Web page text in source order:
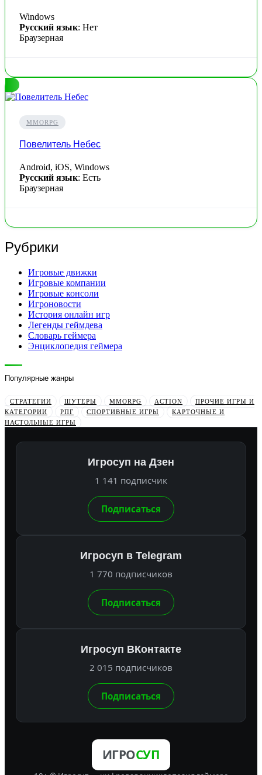
Windows
Русский язык: Нет
Браузерная
MMORPG
Повелитель Небес
Android, iOS, Windows
Русский язык: Есть
Браузерная
Рубрики
Игровые движки
Игровые компании
Игровые консоли
Игроновости
История онлайн игр
Легенды геймдева
Словарь геймера
Энциклопедия геймера
Популярные жанры
СТРАТЕГИИ ШУТЕРЫ MMORPG ACTION
ПРОЧИЕ ИГРЫ И
КАТЕГОРИИ
РПГ СПОРТИВНЫЕ ИГРЫ
КАРТОЧНЫЕ И
НАСТОЛЬНЫЕ ИГРЫ
Игросуп на Дзен
1 141 подписчик
Подписаться
Игросуп в Telegram
1 770 подписчиков
Подписаться
Игросуп ВКонтакте
2 015 подписчиков
Подписаться
ИГРОСУП